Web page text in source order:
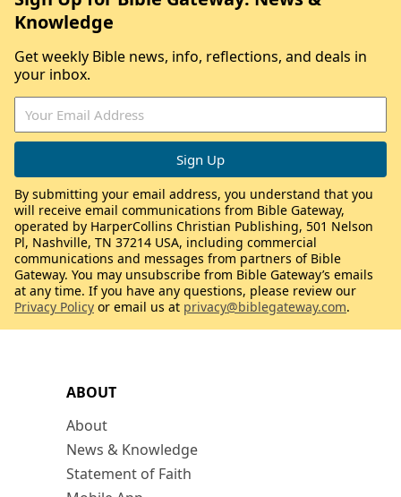
ABOUT
About
News & Knowledge
Statement of Faith
Knowledge
Get weekly Bible news, info, reflections, and deals in
your inbox.
By submitting your email address, you understand that you
will receive email communications from Bible Gateway,
operated by HarperCollins Christian Publishing, 501 Nelson
Pl, Nashville, TN 37214 USA, including commercial
communications and messages from partners of Bible
Gateway. You may unsubscribe from Bible Gateway’s emails
at any time. If you have any questions, please review our
Privacy Policy or email us at privacy@biblegateway.com.